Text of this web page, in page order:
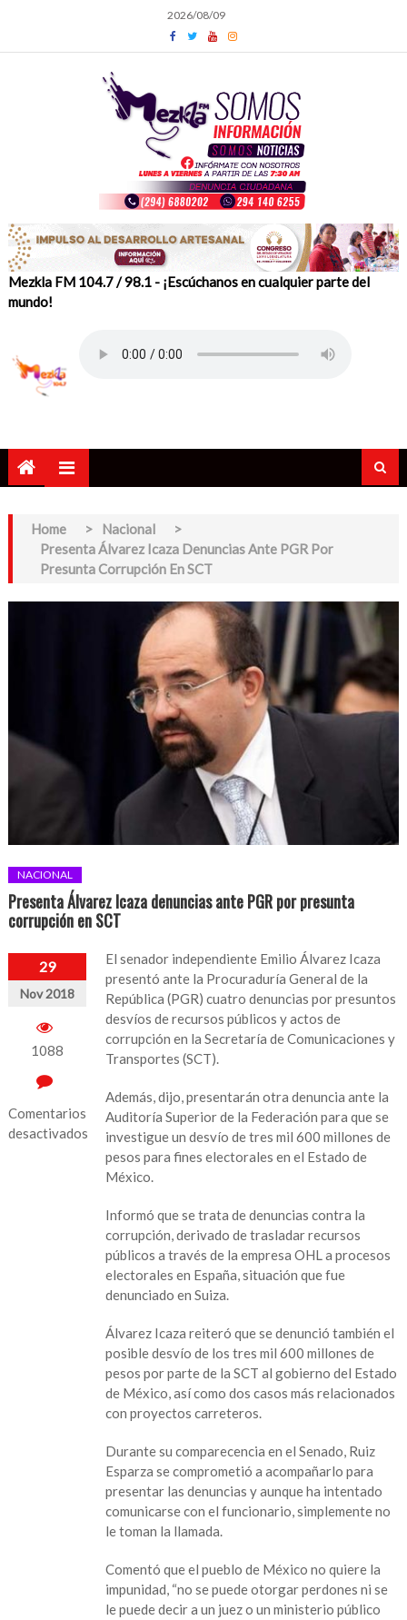
content
2026/08/09
Mezkla FM 104.7 / 98.1 - ¡Escúchanos en cualquier parte del
mundo!
Home > Nacional
>
Presenta Álvarez Icaza Denuncias Ante PGR Por
Presunta Corrupción En SCT
NACIONAL
Presenta Álvarez Icaza denuncias ante PGR por presunta
corrupción en SCT
29
Nov 2018
1088
Comentarios
desactivados
El senador independiente Emilio Álvarez Icaza
presentó ante la Procuraduría General de la
República (PGR) cuatro denuncias por presuntos
desvíos de recursos públicos y actos de
corrupción en la Secretaría de Comunicaciones y
Transportes (SCT).
Además, dijo, presentarán otra denuncia ante la
Auditoría Superior de la Federación para que se
investigue un desvío de tres mil 600 millones de
pesos para fines electorales en el Estado de
México.
Informó que se trata de denuncias contra la
corrupción, derivado de trasladar recursos
públicos a través de la empresa OHL a procesos
electorales en España, situación que fue
denunciado en Suiza.
Álvarez Icaza reiteró que se denunció también el
posible desvío de los tres mil 600 millones de
pesos por parte de la SCT al gobierno del Estado
de México, así como dos casos más relacionados
con proyectos carreteros.
Durante su comparecencia en el Senado, Ruiz
Esparza se comprometió a acompañarlo para
presentar las denuncias y aunque ha intentado
comunicarse con el funcionario, simplemente no
le toman la llamada.
Comentó que el pueblo de México no quiere la
impunidad, “no se puede otorgar perdones ni se
le puede decir a un juez o un ministerio público